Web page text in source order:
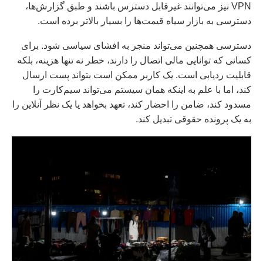
VPN نیز می‌توانند غیرقابل دسترس باشند و طبق گزارش‌ها،
دسترسی به بازار سیاه قیمت‌ها را بسیار بالاتر برده است.
دسترسی همچنین می‌تواند منجر به افشای سیاسی شود. برای
کسانی که توانایی مالی اتصال را دارند، خطر نه تنها هزینه، بلکه
قابلیت ردیابی است. یک کاربر ممکن است بتواند پست ارسال
کند، اما با علم به اینکه همان سیستم می‌تواند سیم‌کارت را
مسدود کند، ضامن را احضار کند، تعهد بخواهد یا یک نظر آنلاین را
به یک پرونده حقوقی تبدیل کند.